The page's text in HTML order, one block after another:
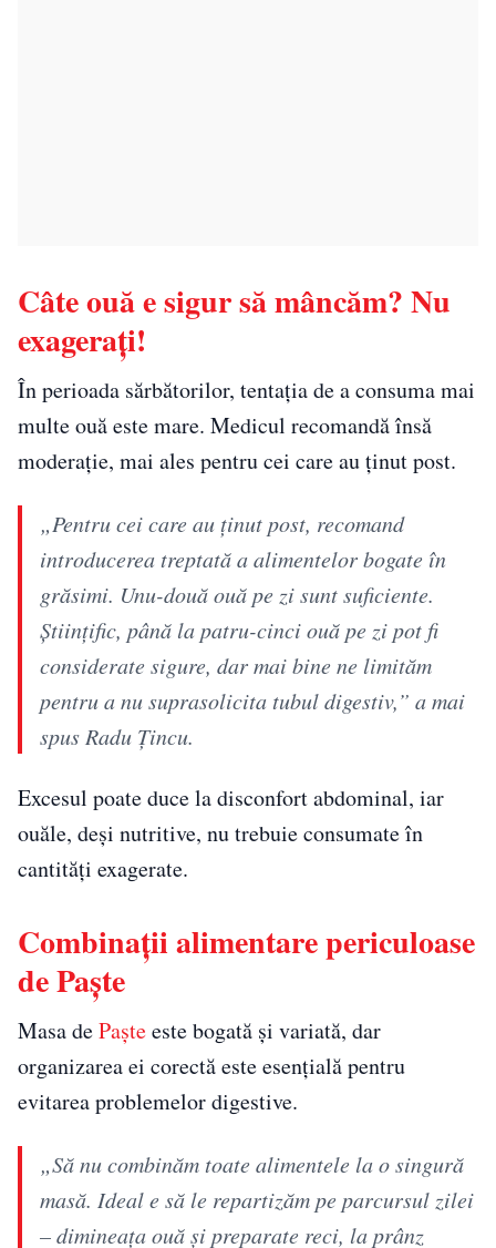
Câte ouă e sigur să mâncăm? Nu
exagerați!
În perioada sărbătorilor, tentația de a consuma mai
multe ouă este mare. Medicul recomandă însă
moderație, mai ales pentru cei care au ținut post.
„Pentru cei care au ținut post, recomand
introducerea treptată a alimentelor bogate în
grăsimi. Unu-două ouă pe zi sunt suficiente.
Științific, până la patru-cinci ouă pe zi pot fi
considerate sigure, dar mai bine ne limităm
pentru a nu suprasolicita tubul digestiv,” a mai
spus Radu Țincu.
Excesul poate duce la disconfort abdominal, iar
ouăle, deși nutritive, nu trebuie consumate în
cantități exagerate.
Combinații alimentare periculoase
de Paște
Masa dePașteeste bogată și variată, dar
organizarea ei corectă este esențială pentru
evitarea problemelor digestive.
„Să nu combinăm toate alimentele la o singură
masă. Ideal e să le repartizăm pe parcursul zilei
– dimineața ouă și preparate reci, la prânz